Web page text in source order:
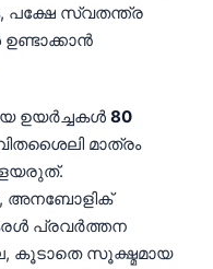
പക്ഷേ സ്വതന്ത്ര
ഉയർച്ചകൾ 80
മാത്രം
അനബോളിക്
പ്രവർത്തന
കൂടാതെ സൂക്ഷ്മമായ